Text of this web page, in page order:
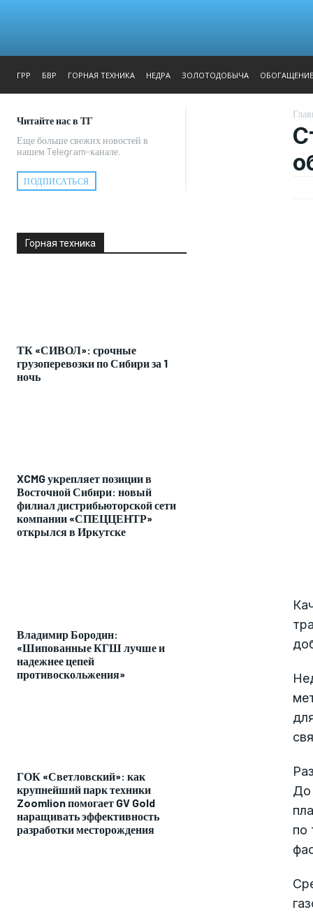
ГРР БВР ГОРНАЯ ТЕХНИКА НЕДРА ЗОЛОТОДОБЫЧА ОБОГАЩЕНИЕ
Читайте нас в ТГ
Еще больше свежих новостей в
нашем Telegram-канале.
ПОДПИСАТЬСЯ
Горная техника
ТК «СИВОЛ»: срочные
грузоперевозки по Сибири за 1
ночь
XCMG укрепляет позиции в
Восточной Сибири: новый
филиал дистрибьюторской сети
компании «СПЕЦЦЕНТР»
открылся в Иркутске
Владимир Бородин:
«Шипованные КГШ лучше и
надежнее цепей
противоскольжения»
ГОК «Светловский»: как
крупнейший парк техники
Zoomlion помогает GV Gold
наращивать эффективность
разработки месторождения
До
по